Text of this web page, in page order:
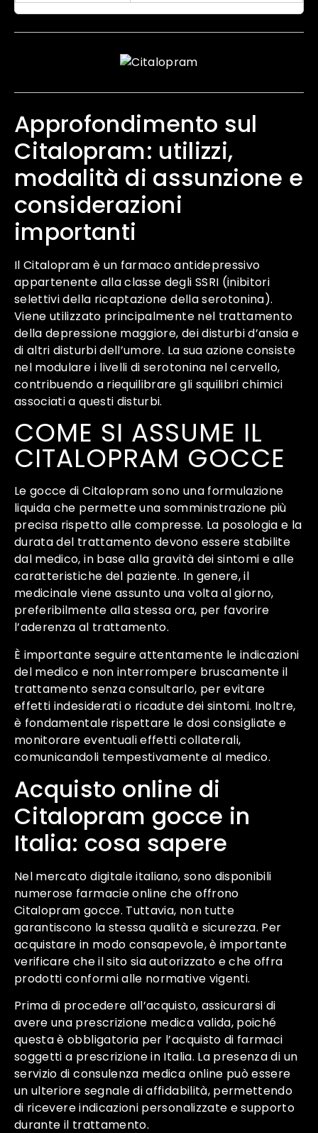
Approfondimento sul
Citalopram: utilizzi,
modalità di assunzione e
considerazioni
importanti
Il Citalopram è un farmaco antidepressivo
appartenente alla classe degli SSRI (inibitori
selettivi della ricaptazione della serotonina).
Viene utilizzato principalmente nel trattamento
della depressione maggiore, dei disturbi d’ansia e
di altri disturbi dell’umore. La sua azione consiste
nel modulare i livelli di serotonina nel cervello,
contribuendo a riequilibrare gli squilibri chimici
associati a questi disturbi.
COME SI ASSUME IL
CITALOPRAM GOCCE
Le gocce di Citalopram sono una formulazione
liquida che permette una somministrazione più
precisa rispetto alle compresse. La posologia e la
durata del trattamento devono essere stabilite
dal medico, in base alla gravità dei sintomi e alle
caratteristiche del paziente. In genere, il
medicinale viene assunto una volta al giorno,
preferibilmente alla stessa ora, per favorire
l’aderenza al trattamento.
È importante seguire attentamente le indicazioni
del medico e non interrompere bruscamente il
trattamento senza consultarlo, per evitare
effetti indesiderati o ricadute dei sintomi. Inoltre,
è fondamentale rispettare le dosi consigliate e
monitorare eventuali effetti collaterali,
comunicandoli tempestivamente al medico.
Acquisto online di
Citalopram gocce in
Italia: cosa sapere
Nel mercato digitale italiano, sono disponibili
numerose farmacie online che offrono
Citalopram gocce. Tuttavia, non tutte
garantiscono la stessa qualità e sicurezza. Per
acquistare in modo consapevole, è importante
verificare che il sito sia autorizzato e che offra
prodotti conformi alle normative vigenti.
Prima di procedere all’acquisto, assicurarsi di
avere una prescrizione medica valida, poiché
questa è obbligatoria per l’acquisto di farmaci
soggetti a prescrizione in Italia. La presenza di un
servizio di consulenza medica online può essere
un ulteriore segnale di affidabilità, permettendo
di ricevere indicazioni personalizzate e supporto
durante il trattamento.